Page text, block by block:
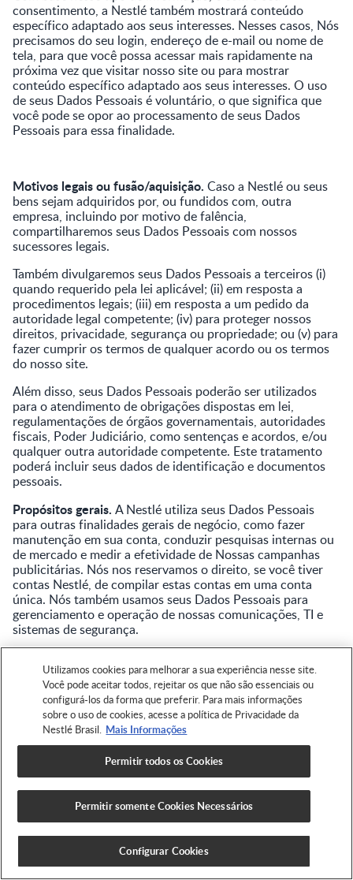
consentimento, a Nestlé também mostrará conteúdo
específico adaptado aos seus interesses. Nesses casos, Nós
precisamos do seu login, endereço de e-mail ou nome de
tela, para que você possa acessar mais rapidamente na
próxima vez que visitar nosso site ou para mostrar
conteúdo específico adaptado aos seus interesses. O uso
de seus Dados Pessoais é voluntário, o que significa que
você pode se opor ao processamento de seus Dados
Pessoais para essa finalidade.
Motivos legais ou fusão/aquisição. Caso a Nestlé ou seus
bens sejam adquiridos por, ou fundidos com, outra
empresa, incluindo por motivo de falência,
compartilharemos seus Dados Pessoais com nossos
sucessores legais.
Também divulgaremos seus Dados Pessoais a terceiros (i)
quando requerido pela lei aplicável; (ii) em resposta a
procedimentos legais; (iii) em resposta a um pedido da
autoridade legal competente; (iv) para proteger nossos
direitos, privacidade, segurança ou propriedade; ou (v) para
fazer cumprir os termos de qualquer acordo ou os termos
do nosso site.
Além disso, seus Dados Pessoais poderão ser utilizados
para o atendimento de obrigações dispostas em lei,
regulamentações de órgãos governamentais, autoridades
fiscais, Poder Judiciário, como sentenças e acordos, e/ou
qualquer outra autoridade competente. Este tratamento
poderá incluir seus dados de identificação e documentos
pessoais.
Propósitos gerais. A Nestlé utiliza seus Dados Pessoais
para outras finalidades gerais de negócio, como fazer
manutenção em sua conta, conduzir pesquisas internas ou
de mercado e medir a efetividade de Nossas campanhas
publicitárias. Nós nos reservamos o direito, se você tiver
contas Nestlé, de compilar estas contas em uma conta
única. Nós também usamos seus Dados Pessoais para
gerenciamento e operação de nossas comunicações, TI e
sistemas de segurança.
6. COM QUEM COMPARTILHAMOS SEUS DADOS
PESSOAIS?
Durante nosso relacionamento, a Nestlé compartilhará
seus Dados Pessoais com algumas entidades.
usamos para nos auxiliar a operacionalizar nosso negócio.
Nesses casos, somente colaboradores selecionados estarão
Nestlé, para as tarefas específicas que forem requisitadas a
eles, com base em nossas instruções. Além disso, os
prestadores com os quais compartilhamos os seus Dados
Utilizamos cookies para melhorar a sua experiência nesse site.
Você pode aceitar todos, rejeitar os que não são essenciais ou
configurá-los da forma que preferir. Para mais informações
sobre o uso de cookies, acesse a política de Privacidade da
Nestlé Brasil. Mais Informações
Configurar Cookies
Permitir somente Cookies Necessários
Permitir todos os Cookies